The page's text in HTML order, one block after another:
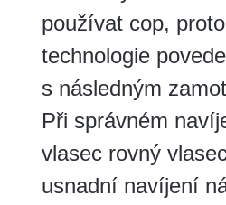
používat cop,
technologie
s následným
Při správném
vlasec rovný
usnadní navíjení